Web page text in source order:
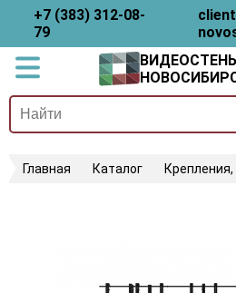
+7 (383) 312-08-
79
Главная Каталог